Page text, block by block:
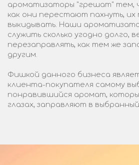
ароматизаторы "грешат" тем,
как они перестают пахнуть, их
выкидывать. Наши
служить сколько угодно долго,
перезаправлять, как тем же
другим.
Фишкой данного бизнеса
клиента-покупателя самому
понравившийся аромат,
глазах, заправляют в